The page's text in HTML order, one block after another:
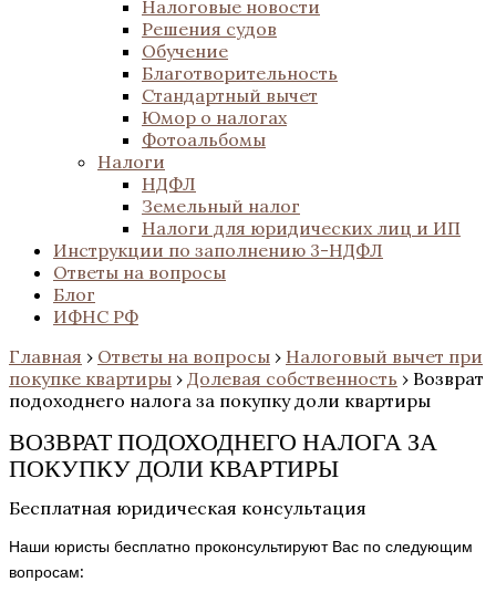
Налоговые новости
Решения судов
Обучение
Благотворительность
Стандартный вычет
Юмор о налогах
Фотоальбомы
Налоги
НДФЛ
Земельный налог
Налоги для юридических лиц и ИП
Инструкции по заполнению 3-НДФЛ
Ответы на вопросы
Блог
ИФНС РФ
Главная › Ответы на вопросы › Налоговый вычет при
покупке квартиры › Долевая собственность › Возврат
подоходнего налога за покупку доли квартиры
ВОЗВРАТ ПОДОХОДНЕГО НАЛОГА ЗА
ПОКУПКУ ДОЛИ КВАРТИРЫ
Бесплатная юридическая консультация
Наши юристы бесплатно проконсультируют Вас по следующим
вопросам: